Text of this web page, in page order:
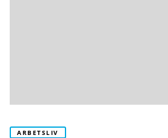
ARBETSLIV